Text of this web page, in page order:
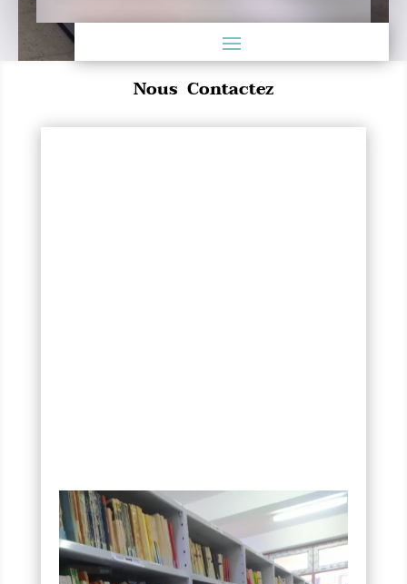
Nous Contactez